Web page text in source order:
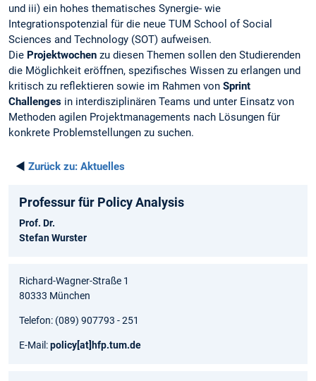
und iii) ein hohes thematisches Synergie- wie
Integrationspotenzial für die neue TUM School of Social
Sciences and Technology (SOT) aufweisen.
Die Projektwochen zu diesen Themen sollen den Studierenden
die Möglichkeit eröffnen, spezifisches Wissen zu erlangen und
kritisch zu reflektieren sowie im Rahmen von Sprint
Challenges in interdisziplinären Teams und unter Einsatz von
Methoden agilen Projektmanagements nach Lösungen für
konkrete Problemstellungen zu suchen.
◄ Zurück zu: Aktuelles
Professur für Policy Analysis
Prof. Dr.
Stefan Wurster
Richard-Wagner-Straße 1
80333 München
Telefon: (089) 907793 - 251
E-Mail:policy[at] hfp.tum.de